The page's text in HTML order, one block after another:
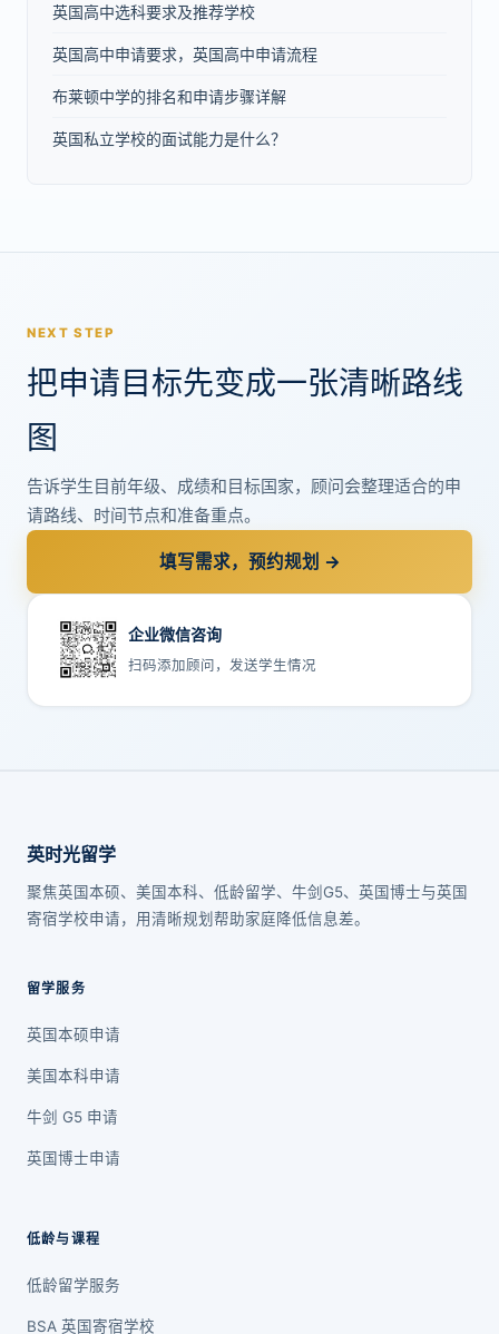
英国高中选科要求及推荐学校
英国高中申请要求，英国高中申请流程
布莱顿中学的排名和申请步骤详解
英国私立学校的面试能力是什么？
NEXT STEP
把申请目标先变成一张清晰路线
图
告诉学生目前年级、成绩和目标国家，顾问会整理适合的申
请路线、时间节点和准备重点。
填写需求，预约规划 →
企业微信咨询
扫码添加顾问，发送学生情况
英时光留学
聚焦英国本硕、美国本科、低龄留学、牛剑G5、英国博士与英国
寄宿学校申请，用清晰规划帮助家庭降低信息差。
留学服务
英国本硕申请
美国本科申请
牛剑 G5 申请
英国博士申请
低龄与课程
低龄留学服务
BSA 英国寄宿学校